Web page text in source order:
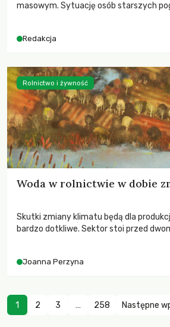
masowym. Sytuację osób starszych
Redakcja
Woda w rolnictwie w dobie
Skutki zmiany klimatu będą dla
bardzo dotkliwe. Sektor stoi przed
zachodzących zmian klimatycznych.
Joanna Perzyna
Rolnictwo i żywność
1 2 3 … 258 Następne